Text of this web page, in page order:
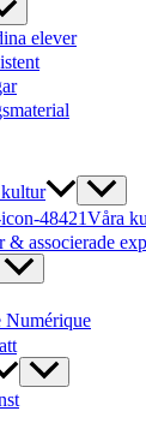
elever
Våra
& associerade
Numérique